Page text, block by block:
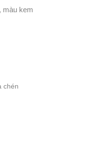
màu kem
chén